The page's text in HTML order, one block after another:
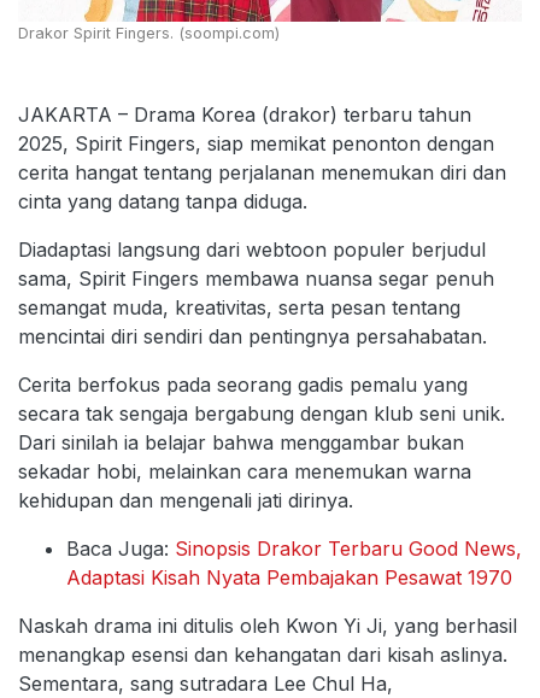
Drakor Spirit Fingers. (soompi.com)
JAKARTA – Drama Korea (drakor) terbaru tahun
2025, Spirit Fingers, siap memikat penonton dengan
cerita hangat tentang perjalanan menemukan diri dan
cinta yang datang tanpa diduga.
Diadaptasi langsung dari webtoon populer berjudul
sama, Spirit Fingers membawa nuansa segar penuh
semangat muda, kreativitas, serta pesan tentang
mencintai diri sendiri dan pentingnya persahabatan.
Cerita berfokus pada seorang gadis pemalu yang
secara tak sengaja bergabung dengan klub seni unik.
Dari sinilah ia belajar bahwa menggambar bukan
sekadar hobi, melainkan cara menemukan warna
kehidupan dan mengenali jati dirinya.
Baca Juga: Sinopsis Drakor Terbaru Good News,
Adaptasi Kisah Nyata Pembajakan Pesawat 1970
Naskah drama ini ditulis oleh Kwon Yi Ji, yang berhasil
menangkap esensi dan kehangatan dari kisah aslinya.
Sementara, sang sutradara Lee Chul Ha,